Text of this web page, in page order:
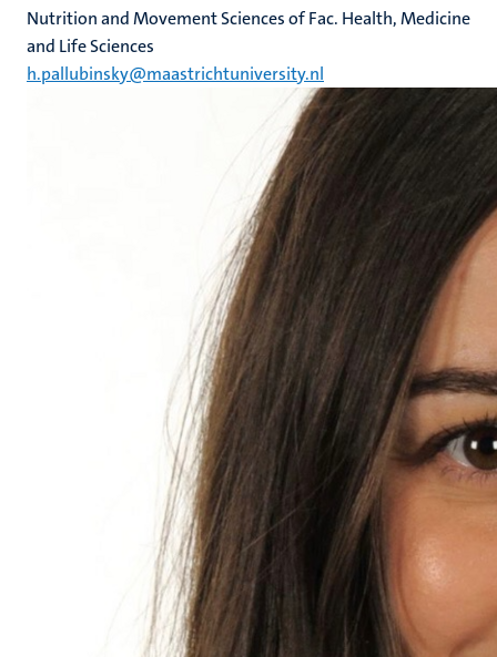
Nutrition and Movement Sciences of Fac. Health, Medicine
and Life Sciences
h.pallubinsky@maastrichtuniversity.nl